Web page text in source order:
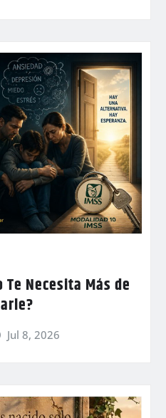
Te Necesita Más de
Jul 8, 2026